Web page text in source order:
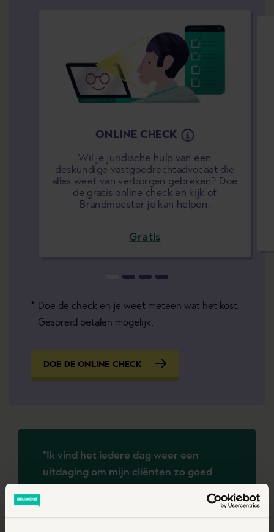
ONLINE CHECK
Wil je juridische hulp van een
deskundige vastgoedrechtadvocaat die
alles weet van verborgen gebreken? Doe
de gratis online check en kijk of
Brandmeester je kan helpen.
Gratis
Doe de check en je weet meteen wat het kost.
Gespreid betalen mogelijk.
DOE DE ONLINE CHECK
"Ik vind het iedere dag weer een
uitdaging om mijn cliënten zo goed
de vorm van een maximaal juridisch